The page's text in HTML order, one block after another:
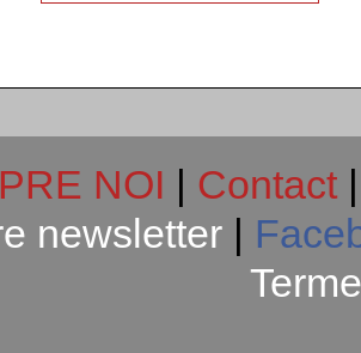
NOI | Contact
newsletter |